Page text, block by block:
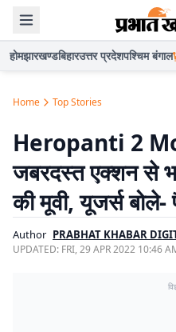
होमझारखण्डबिहारउत्तर प्रदेशपश्चिम बंगाल
Home Top Stories
Heropanti 2
जबरदस्त एक्शन से
की मूवी, यूजर्स
Author PRABHAT KHABAR
UPDATED: FRI, 29 APR 2022 10:46